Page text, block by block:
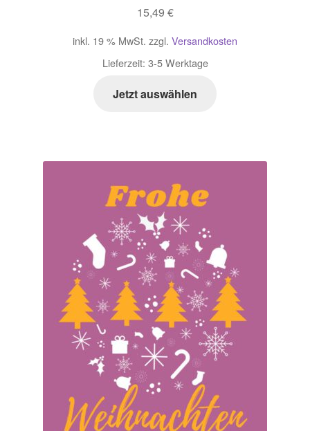
15,49 €
inkl. 19 % MwSt. zzgl. Versandkosten
Lieferzeit: 3-5 Werktage
Jetzt auswählen